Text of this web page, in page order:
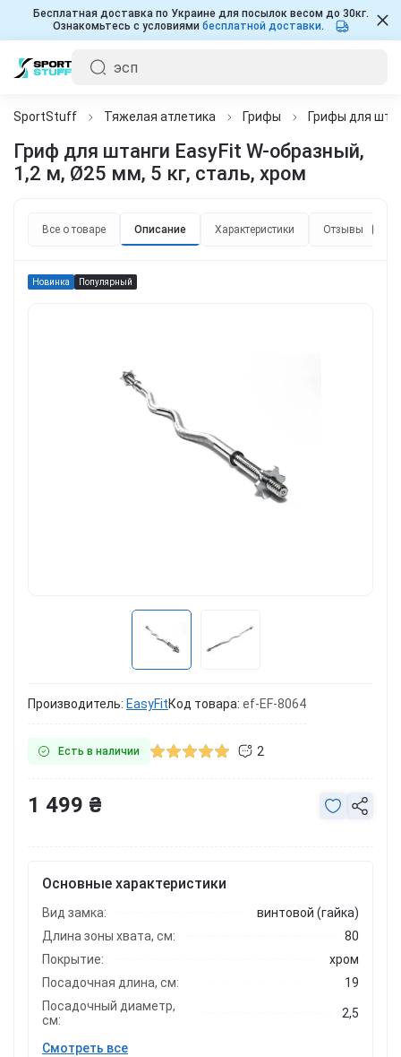
Бесплатная доставка по Украине для посылок весом до 30кг.
Ознакомьтесь с условиями бесплатной доставки.
SportStuff Тяжелая атлетика Грифы Грифы для
Гриф для штанги EasyFit W-образный,
1,2 м, Ø25 мм, 5 кг, сталь, хром
Все о товаре Описание Характеристики Отзывы
Новинка Популярный
Производитель: EasyFitКод товара: ef-EF-8064
Есть в наличии 2
Основные характеристики
Вид замка:
винтовой (гайка)
Длина зоны хвата, см:
80
Покрытие:
хром
Посадочная длина, см:
19
Посадочный диаметр,
см:
2,5
Смотреть все
1 499 ₴